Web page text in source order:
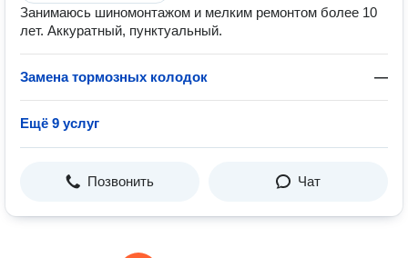
Занимаюсь шиномонтажом и мелким ремонтом более 10
лет. Аккуратный, пунктуальный.
Замена тормозных колодок —
Ещё 9 услуг
Позвонить Чат